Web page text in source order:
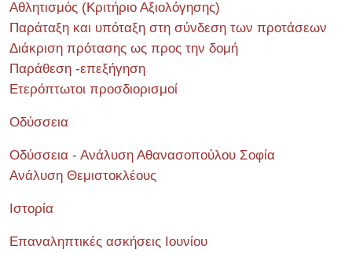
Αθλητισμός (Κριτήριο Αξιολόγησης)
Παράταξη και υπόταξη στη σύνδεση των προτάσεων
Διάκριση πρότασης ως προς την δομή
Παράθεση -επεξήγηση
Ετερόπτωτοι προσδιορισμοί
Οδύσσεια
Οδύσσεια - Ανάλυση Αθανασοπούλου Σοφία
Ανάλυση Θεμιστοκλέους
Ιστορία
Επαναληπτικές ασκήσεις Ιουνίου